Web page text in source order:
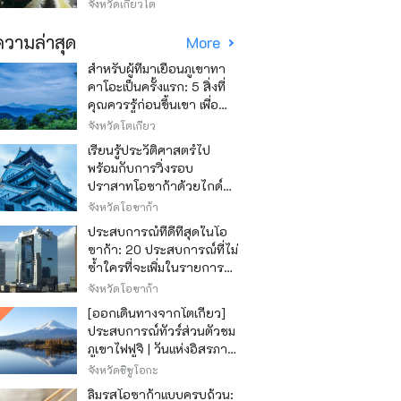
จังหวัดเกียวโต
ามล่าสุด More
สำหรับผู้ที่มาเยือนภูเขาทา
คาโอะเป็นครั้งแรก: 5 สิ่งที่
คุณควรรู้ก่อนขึ้นเขา เพื่อ
ให้การปีนเขาเป็นไปอย่าง
สนุกสนาน
จังหวัดโตเกียว
เรียนรู้ประวัติศาสตร์ไป
พร้อมกับการวิ่งรอบ
ปราสาทโอซาก้าด้วยไกด์
เสียง "วิ่ง วิ่ง เรียนรู้"
จังหวัดโอซาก้า
ประสบการณ์ที่ดีที่สุดในโอ
ซาก้า: 20 ประสบการณ์ที่ไม่
ซ้ำใครที่จะเพิ่มในรายการสิ่ง
ที่อยากทำในการเดินทาง
ของคุณ
จังหวัดโอซาก้า
[ออกเดินทางจากโตเกียว]
ประสบการณ์ทัวร์ส่วนตัวชม
ภูเขาไฟฟูจิ | วันแห่งอิสรภาพ
สุดหรู
จังหวัดชิซูโอกะ
ลิ้มรสโอซาก้าแบบครบถ้วน: